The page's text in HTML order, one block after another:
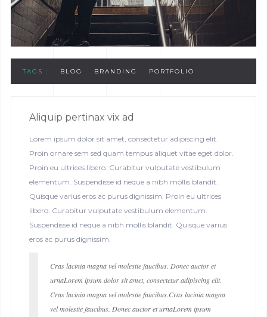
TAGS : BLOG BRANDING PORTFOLIO
Aliquip pertinax vix ad
Lorem ipsum dolor sit amet, consectetur adipiscing elit.
Proin ornare sem sed quam tempus aliquet vitae eget dolor.
Proin eu ultrices libero. Curabitur vulputate vestibulum
elementum. Suspendisse id neque a nibh mollis blandit.
Quisque varius eros ac purus dignissim. Proin eu ultrices
libero. Curabitur vulputate vestibulum elementum.
Suspendisse id neque a nibh mollis blandit. Quisque varius
eros ac purus dignissim.
Cras lacinia magna vel molestie faucibus. Donec auctor et
urnaLorem ipsum dolor sit amet, consectetur adipiscing elit.
Cras lacinia magna vel molestie faucibus.Cras lacinia magna
vel molestie faucibus. Donec auctor et urnaLorem ipsum